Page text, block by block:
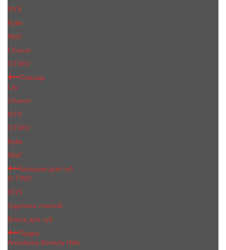
NYX
Kylie
MaC
Сhanеl
OTWO
Помада
Lily
Chanel
NYX
OTWO
Kylie
МаС
Бальзам для губ
O.TWO
EOS
Сделано пчелой
Блеск для губ
Пудра
Anastasia Beverly Hills